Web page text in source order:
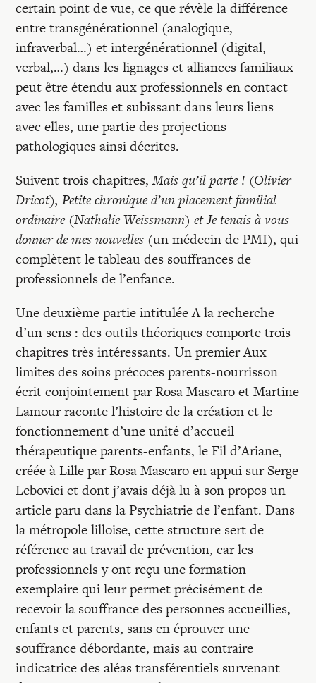
certain point de vue, ce que révèle la différence
entre transgénérationnel (analogique,
infraverbal…) et intergénérationnel (digital,
verbal,…) dans les lignages et alliances familiaux
peut être étendu aux professionnels en contact
avec les familles et subissant dans leurs liens
avec elles, une partie des projections
pathologiques ainsi décrites.
Suivent trois chapitres,Mais qu’il parte ! (Olivier
Dricot), Petite chronique d’un placement familial
ordinaire (Nathalie Weissmann) et Je tenais à vous
donner de mes nouvelles (un médecin de PMI), qui
complètent le tableau des souffrances de
professionnels de l’enfance.
Une deuxième partie intitulée A la recherche
d’un sens : des outils théoriques comporte trois
chapitres très intéressants. Un premier Aux
limites des soins précoces parents-nourrisson
écrit conjointement par Rosa Mascaro et Martine
Lamour raconte l’histoire de la création et le
fonctionnement d’une unité d’accueil
thérapeutique parents-enfants, le Fil d’Ariane,
créée à Lille par Rosa Mascaro en appui sur Serge
Lebovici et dont j’avais déjà lu à son propos un
article paru dans la Psychiatrie de l’enfant. Dans
la métropole lilloise, cette structure sert de
référence au travail de prévention, car les
professionnels y ont reçu une formation
exemplaire qui leur permet précisément de
recevoir la souffrance des personnes accueillies,
enfants et parents, sans en éprouver une
souffrance débordante, mais au contraire
indicatrice des aléas transférentiels survenant